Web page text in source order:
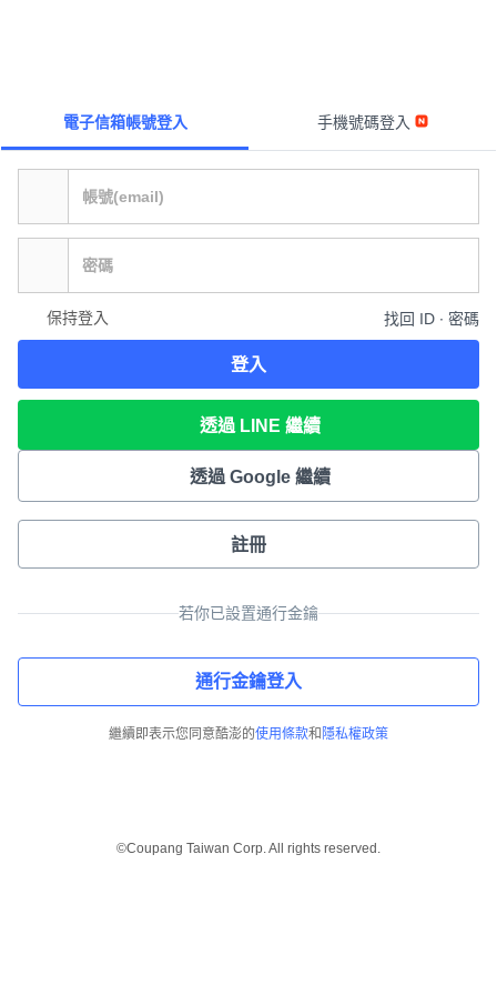
電子信箱帳號登入 手機號碼登入
保持登入 找回 ID ∙ 密碼
登入
透過 LINE 繼續
透過 Google 繼續
註冊
若你已設置通行金鑰
通行金鑰登入
繼續即表示您同意酷澎的使用條款和 隱私權政策
©Coupang Taiwan Corp. All rights reserved.